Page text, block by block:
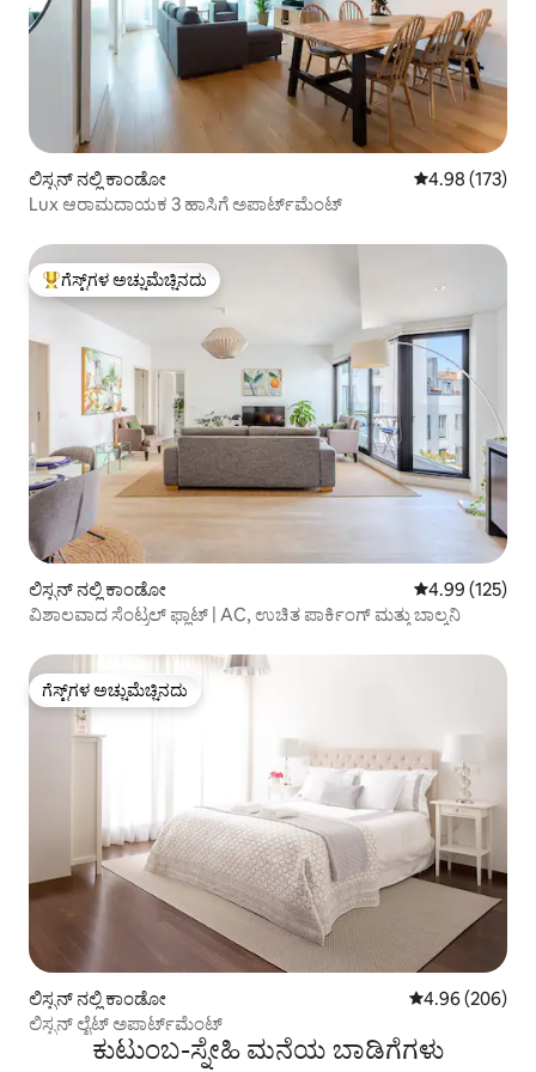
ಲಿಸ್ಬನ್ ನಲ್ಲಿ ಕಾಂಡೋ 5 ರಲ್ಲಿ 4.98
4.98 (173)
Lux ಆರಾಮದಾಯಕ 3 ಹಾಸಿಗೆ ಅಪಾರ್ಟ್‌ಮೆಂಟ್
ಗೆಸ್ಟ್‌ಗಳಿಗೆ ಅತಿ ಹೆಚ್ಚು ಅಚ್ಚುಮೆಚ್ಚಿನದು
ಗೆಸ್ಟ್‌ಗಳ ಅಚ್ಚುಮೆಚ್ಚಿನದು
ಲಿಸ್ಬನ್ ನಲ್ಲಿ ಕಾಂಡೋ 5 ರಲ್ಲಿ 4.99
4.99 (125)
ವಿಶಾಲವಾದ ಸೆಂಟ್ರಲ್ ಫ್ಲಾಟ್ | AC, ಉಚಿತ ಪಾರ್ಕಿಂಗ್ ಮತ್ತು ಬಾಲ್ಕನಿ
ಗೆಸ್ಟ್‌ಗಳ ಅಚ್ಚುಮೆಚ್ಚಿನದು
ಗೆಸ್ಟ್‌ಗಳ ಅಚ್ಚುಮೆಚ್ಚಿನದು
ಲಿಸ್ಬನ್ ನಲ್ಲಿ ಕಾಂಡೋ 5 ರಲ್ಲಿ 4.96
4.96 (206)
ಲಿಸ್ಬನ್ ಲೈಟ್ ಅಪಾರ್ಟ್‌ಮೆಂಟ್
ಕುಟುಂಬ-ಸ್ನೇಹಿ ಮನೆಯ ಬಾಡಿಗೆಗಳು